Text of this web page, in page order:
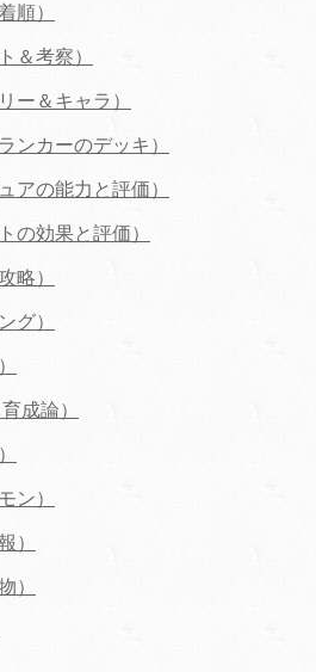
順）
＆考察）
ー＆キャラ）
ンカーのデッキ）
アの能力と評価）
の効果と評価）
略）
グ）
成論）
ン）
）
）